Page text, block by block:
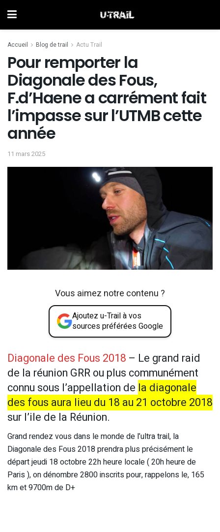
Accueil Blog de trail Actu Trail
Pour remporter la
Diagonale des Fous,
F.d’Haene a carrément fait
l’impasse sur l’UTMB cette
année
11 mars 2025
Vous aimez notre contenu ?
Ajoutez u-Trail à vos
sources préférées Google
Diagonale des Fous 2018 – Le grand raid
de la réunion GRR ou plus communément
connu sous l’appellation de la diagonale
des fous aura lieu du 18 au 21 octobre 2018
sur l’ile de la Réunion.
Grand rendez vous dans le monde de l’ultra trail, la
Diagonale des Fous 2018 prendra plus précisément le
départ jeudi 18 octobre 22h heure locale ( 20h heure de
Paris ), on dénombre 2800 inscrits pour, rappelons le, 165
km et 9700m de D+